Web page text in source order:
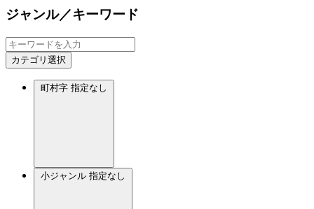
ジャンル／キーワード
カテゴリ選択
町村字 指定なし
小ジャンル 指定なし